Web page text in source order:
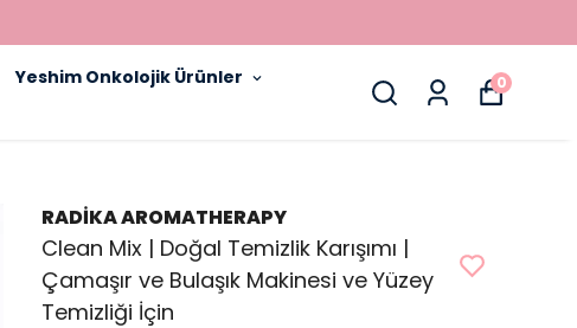
Yeshim Onkolojik Ürünler
0
RADİKA AROMATHERAPY
Clean Mix | Doğal Temizlik Karışımı |
Çamaşır ve Bulaşık Makinesi ve Yüzey
Temizliği İçin